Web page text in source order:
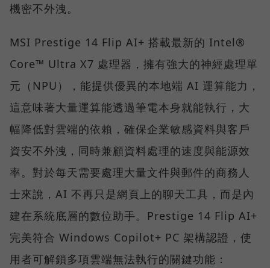
機密不外洩。
MSI Prestige 14 Flip AI+ 搭載最新的 Intel®
Core™ Ultra X7 處理器，擁有強大的神經處理單
元（NPU），能提供優異的本地端 AI 運算能力，
這意味著大量運算能透過筆電本身就能執行，大
幅降低對雲端的依賴，確保企業敏感資料與客戶
資安不外洩，同時兼顧資料處理的速度與能源效
率。對於每天需要處理大量文件與郵件的商務人
士來說，AI 不再只是網頁上的聊天工具，而是內
建在系統底層的數位助手。Prestige 14 Flip AI+
完美符合 Windows Copilot+ PC 架構認證，使
用者可解鎖多項雲端無法執行的關鍵功能：